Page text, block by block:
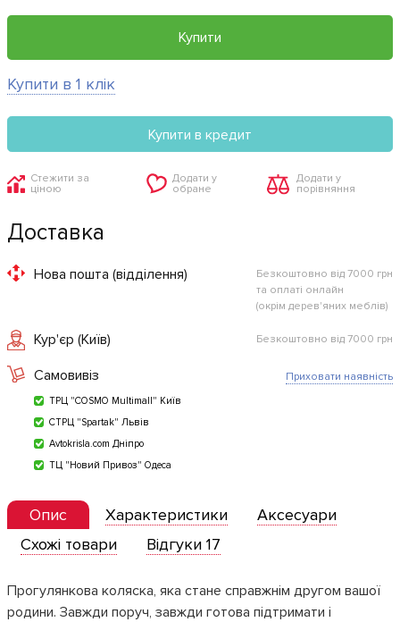
Купити
Купити в 1 клік
Купити в кредит
Стежити за
ціною
Додати у
обране
Додати у
порівняння
Доставка
Нова пошта (відділення)
Безкоштовно від 7000 грн
та оплаті онлайн
(окрім дерев'яних меблів)
Кур'єр (Київ) Безкоштовно від 7000 грн
Самовивіз
ТРЦ "COSMO Multimall" Київ
СТРЦ "Spartak" Львів
Avtokrisla.com Дніпро
ТЦ "Новий Привоз" Одеса
Приховати наявність
Опис Характеристики
Аксесуари
Схожі товари
Відгуки 17
Прогулянкова коляска, яка стане справжнім другом вашої
родини. Завжди поруч, завжди готова підтримати і